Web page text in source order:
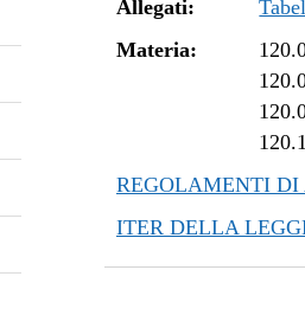
Allegati:
Materia:
REGOLAMENTI DI
ITER DELLA